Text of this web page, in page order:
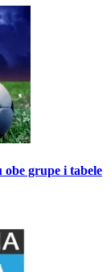
grupe i tabele